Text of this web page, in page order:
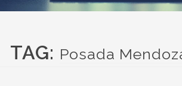
TAG: Posada